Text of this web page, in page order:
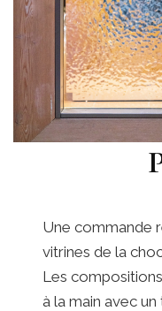
Une commande
vitrines de la
Les
à la main avec